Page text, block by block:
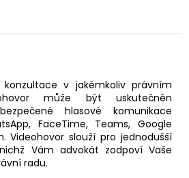
konzultace v jakémkoliv právním
může být uskutečněn
hlasové komunikace
FaceTime, Teams, Google
Videohovor slouží pro jednodušší
Vám advokát zodpoví Vaše
radu.